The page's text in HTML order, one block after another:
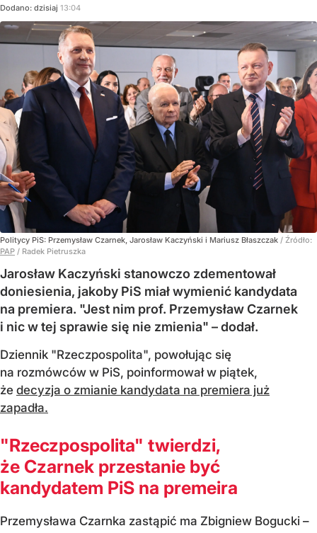
Dodano: dzisiaj 13:04
Politycy PiS: Przemysław Czarnek, Jarosław Kaczyński i Mariusz Błaszczak / Źródło:
PAP / Radek Pietruszka
Jarosław Kaczyński stanowczo zdementował
doniesienia, jakoby PiS miał wymienić kandydata
na premiera. "Jest nim prof. Przemysław Czarnek
i nic w tej sprawie się nie zmienia" – dodał.
Dziennik "Rzeczpospolita", powołując się
na rozmówców w PiS, poinformował w piątek,
że decyzja o zmianie kandydata na premiera już
zapadła.
"Rzeczpospolita" twierdzi,
że Czarnek przestanie być
kandydatem PiS na premeira
Przemysława Czarnka zastąpić ma Zbigniew Bogucki –